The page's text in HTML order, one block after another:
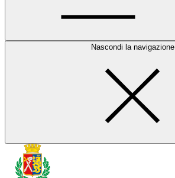
Nascondi la navigazione